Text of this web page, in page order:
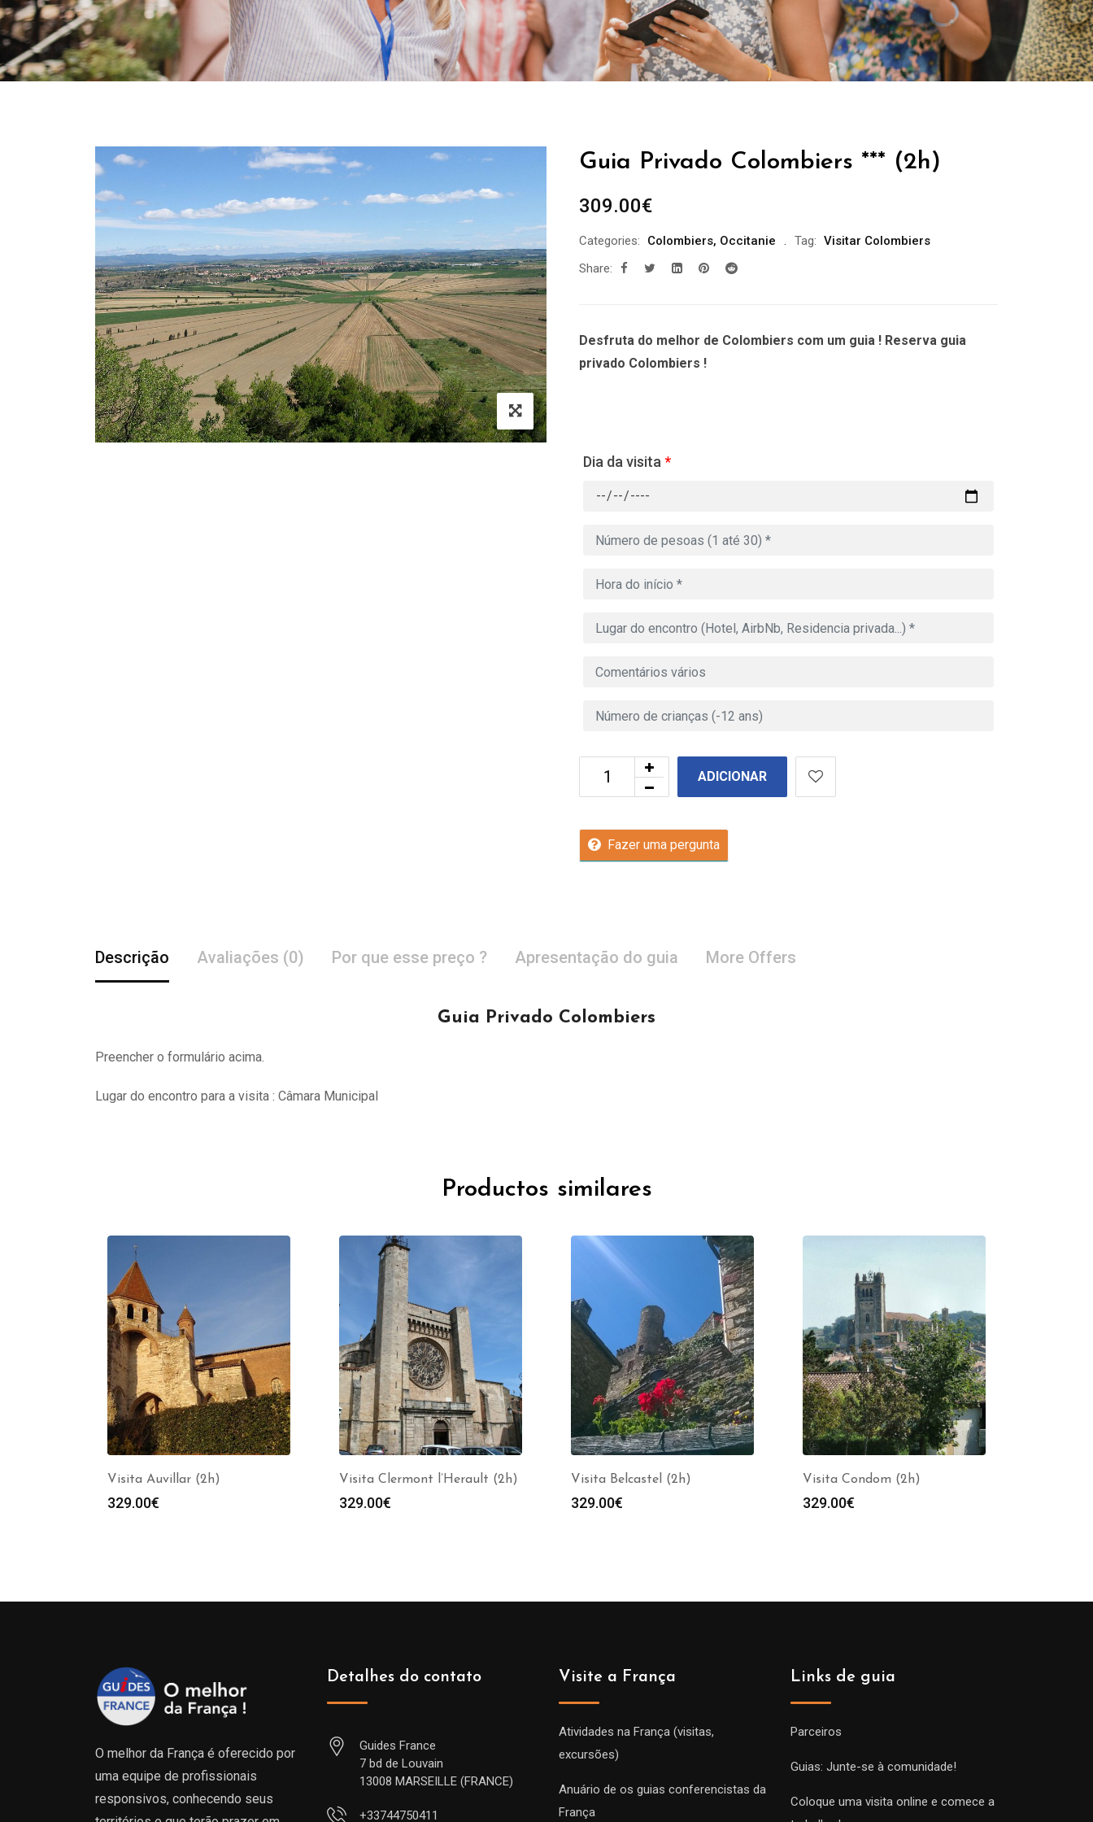
Guia Privado Colombiers *** (2h)
309.00€
Categories: Colombiers, Occitanie Tag: Visitar Colombiers
Share:
Desfruta do melhor de Colombiers com um guia ! Reserva guia
privado Colombiers !
Dia da visita *
ADICIONAR
Fazer uma pergunta
Descrição Avaliações (0) Por que esse preço ? Apresentação do guia More Offers
Guia Privado Colombiers
Preencher o formulário acima.
Lugar do encontro para a visita : Câmara Municipal
Productos similares
Visita Auvillar (2h)
329.00€
Visita Clermont l’Herault (2h)
329.00€
Visita Belcastel (2h)
329.00€
Visita Condom (2h)
329.00€
O melhor da França é oferecido por
uma equipe de profissionais
responsivos, conhecendo seus
Detalhes do contato
Guides France
7 bd de Louvain
13008 MARSEILLE (FRANCE)
+33744750411
Visite a França
Atividades na França (visitas,
excursões)
Anuário de os guias conferencistas da
França
Links de guia
Parceiros
Guias: Junte-se à comunidade!
Coloque uma visita online e comece a